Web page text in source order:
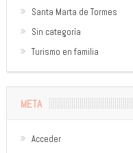
Santa Marta de Tormes
Sin categoría
Turismo en familia
META
Acceder